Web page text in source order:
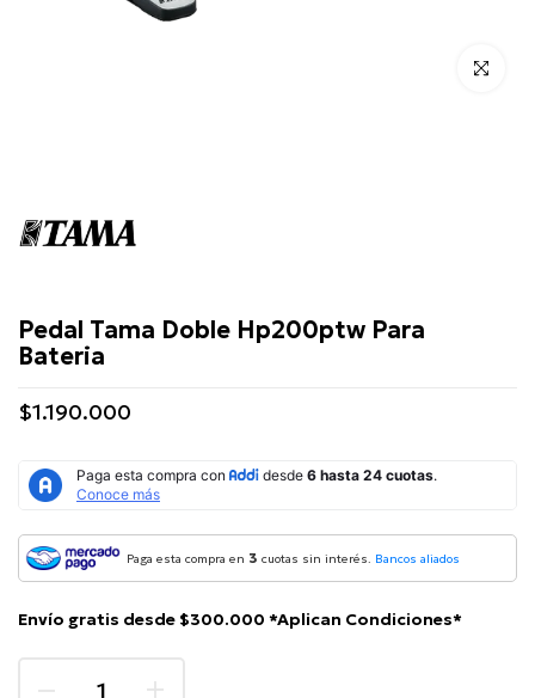
Click para
Pedal Tama Doble Hp200ptw Para
Bateria
$1.190.000
Paga esta compra en 3 cuotas sin interés. Bancos aliados
Envío gratis desde $300.000 *Aplican Condiciones*